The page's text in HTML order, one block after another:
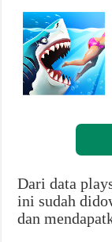
Dari data
ini sudah
dan